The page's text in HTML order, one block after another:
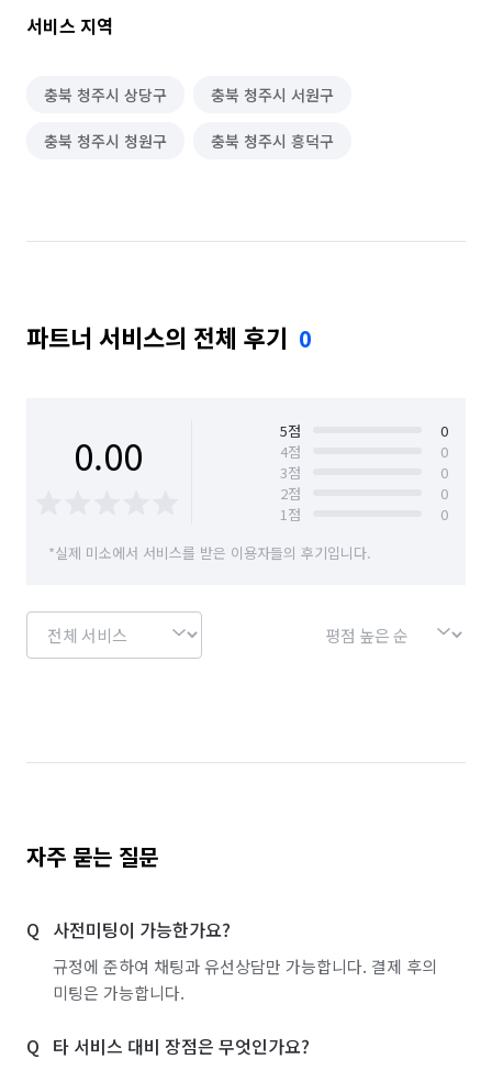
서비스 지역
충북 청주시 상당구 충북 청주시 서원구
충북 청주시 청원구 충북 청주시 흥덕구
파트너 서비스의 전체 후기 0
0.00 5점
0
4점
0
3점
0
2점
0
1점
0
*실제 미소에서 서비스를 받은 이용자들의 후기입니다.
자주 묻는 질문
사전미팅이 가능한가요?
규정에 준하여 채팅과 유선상담만 가능합니다. 결제 후의
미팅은 가능합니다.
타 서비스 대비 장점은 무엇인가요?